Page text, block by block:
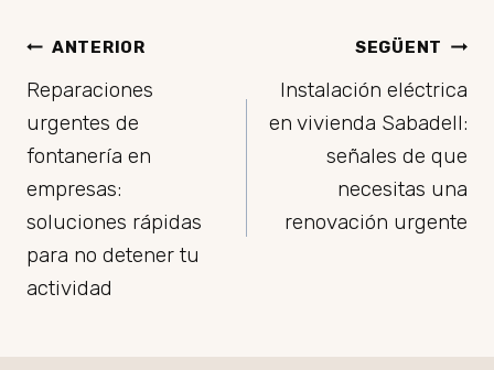
Navegació
d'entrades
ANTERIOR
Reparaciones
urgentes de
fontanería en
empresas:
soluciones rápidas
para no detener tu
actividad
SEGÜENT
Instalación eléctrica
en vivienda Sabadell:
señales de que
necesitas una
renovación urgente